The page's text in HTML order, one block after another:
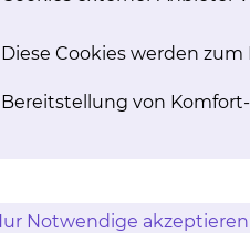
Diese Cookies werden
Bereitstellung von
Notwendige akzeptieren